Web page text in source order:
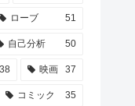
ローブ 51
自己分析 50
38 映画 37
コミック 35